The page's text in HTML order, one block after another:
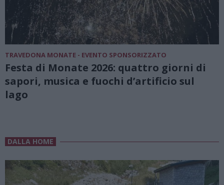
TRAVEDONA MONATE - EVENTO SPONSORIZZATO
Festa di Monate 2026: quattro giorni di
sapori, musica e fuochi d’artificio sul
lago
DALLA HOME